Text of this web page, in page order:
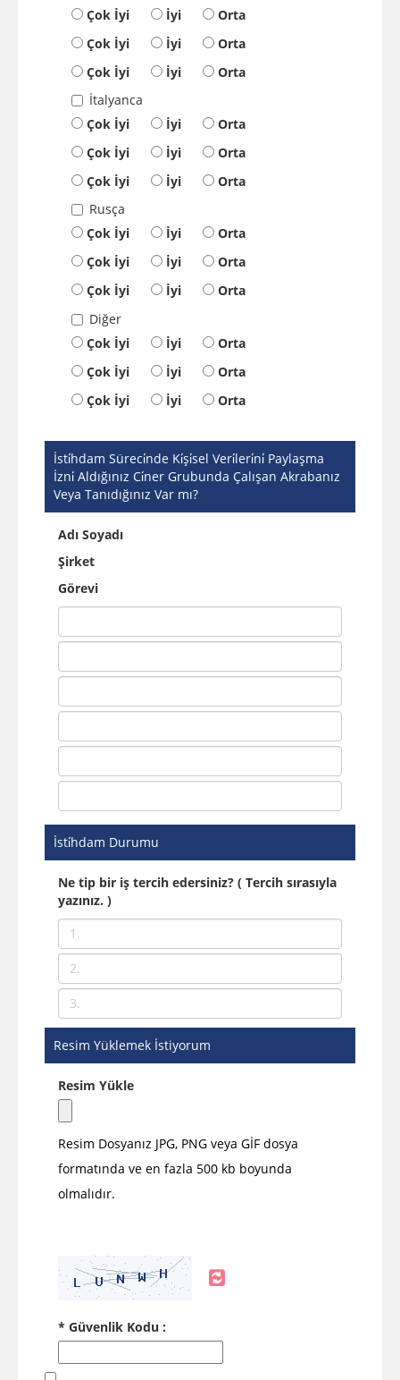
Çok İyi
İyi
Orta
Çok İyi
İyi
Orta
Çok İyi
İyi
Orta
İtalyanca
Çok İyi
İyi
Orta
Çok İyi
İyi
Orta
Çok İyi
İyi
Orta
Rusça
Çok İyi
İyi
Orta
Çok İyi
İyi
Orta
Çok İyi
İyi
Orta
Diğer
Çok İyi
İyi
Orta
Çok İyi
İyi
Orta
Çok İyi
İyi Orta
İsti̇hdam Süreci̇nde Ki̇şi̇sel Veri̇leri̇ni̇ Paylaşma
İzni̇ Aldığınız Ci̇ner Grubunda Çalışan Akrabanız
Veya Tanıdığınız Var mı?
Adı Soyadı
Şirket
Görevi
İsti̇hdam Durumu
Ne tip bir iş tercih edersiniz? ( Tercih sırasıyla
yazınız. )
Resim Yüklemek İstiyorum
Resim Yükle
Resim Dosyanız JPG, PNG veya GİF dosya
formatında ve en fazla 500 kb boyunda
olmalıdır.
* Güvenlik Kodu :